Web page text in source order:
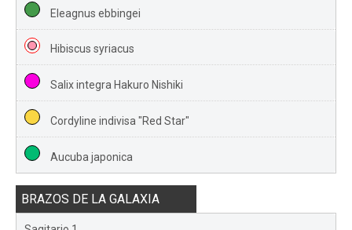
Eleagnus ebbingei
Hibiscus syriacus
Salix integra Hakuro Nishiki
Cordyline indivisa "Red Star"
Aucuba japonica
BRAZOS DE LA GALAXIA